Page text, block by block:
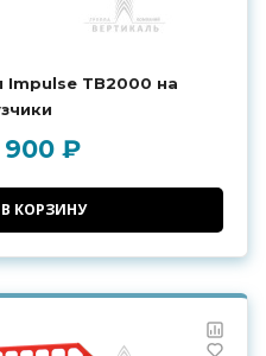
Impulse TB2000 на
900 ₽
КОРЗИНУ